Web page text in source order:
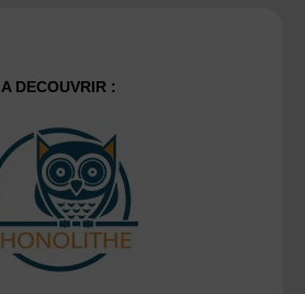
A DECOUVRIR :